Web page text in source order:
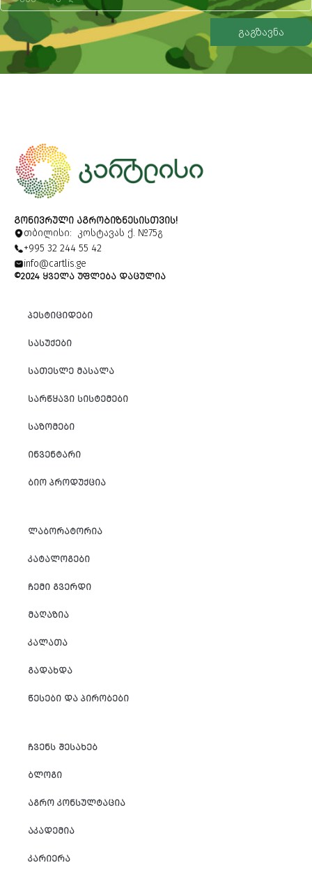
გაგზავნა
Alternative:
ᲒᲝᲜᲘᲕᲠᲣᲚᲘ ᲐᲒᲠᲝᲑᲘᲖᲜᲔᲡᲘᲡᲗᲕᲘᲡ!
თბილისი: კოსტავას ქ. №75გ
+995 32 244 55 42
info@cartlis.ge
©2024 ᲧᲕᲔᲚᲐ ᲣᲤᲚᲔᲑᲐ ᲓᲐᲪᲣᲚᲘᲐ
ᲞᲔᲡᲢᲘᲪᲘᲓᲔᲑᲘ
ᲡᲐᲡᲣᲥᲔᲑᲘ
ᲡᲐᲗᲔᲡᲚᲔ ᲛᲐᲡᲐᲚᲐ
ᲡᲐᲠᲬᲧᲐᲕᲘ ᲡᲘᲡᲢᲔᲛᲔᲑᲘ
ᲡᲐᲖᲝᲛᲔᲑᲘ
ᲘᲜᲕᲔᲜᲢᲐᲠᲘ
ᲑᲘᲝ ᲞᲠᲝᲓᲣᲥᲪᲘᲐ
ᲚᲐᲑᲝᲠᲐᲢᲝᲠᲘᲐ
ᲙᲐᲢᲐᲚᲝᲒᲔᲑᲘ
ᲩᲔᲛᲘ ᲒᲕᲔᲠᲓᲘ
ᲛᲐᲦᲐᲖᲘᲐ
ᲙᲐᲚᲐᲗᲐ
ᲒᲐᲓᲐᲮᲓᲐ
ᲬᲔᲡᲔᲑᲘ ᲓᲐ ᲞᲘᲠᲝᲑᲔᲑᲘ
ᲩᲕᲔᲜᲡ ᲨᲔᲡᲐᲮᲔᲑ
ᲑᲚᲝᲒᲘ
ᲐᲒᲠᲝ ᲙᲝᲜᲡᲣᲚᲢᲐᲪᲘᲐ
ᲐᲙᲐᲓᲔᲛᲘᲐ
ᲙᲐᲠᲘᲔᲠᲐ